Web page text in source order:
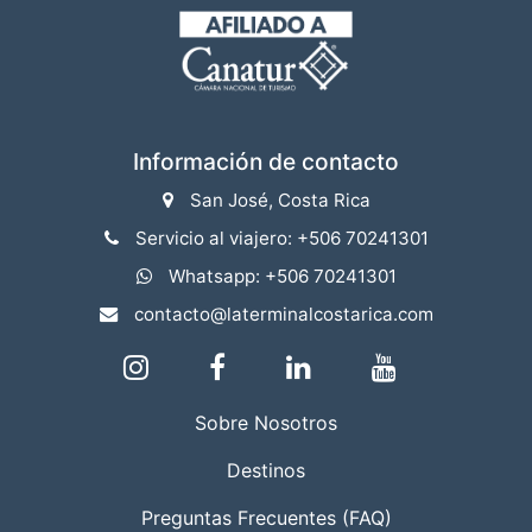
Información de contacto
San José, Costa Rica
Servicio al viajero: +506 70241301
Whatsapp: +506 70241301
contacto@laterminalcostarica.com
Sobre Nosotros
Destinos
Preguntas Frecuentes (FAQ)